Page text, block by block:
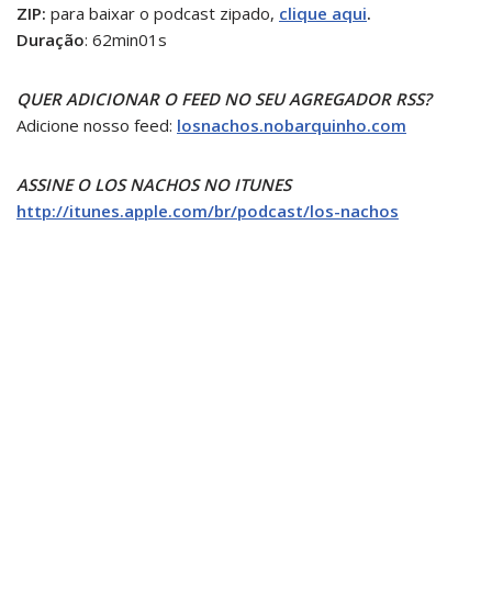
ZIP: para baixar o podcast zipado, clique aqui.
Duração: 62min01s
QUER ADICIONAR O FEED NO SEU AGREGADOR RSS?
Adicione nosso feed: losnachos.nobarquinho.com
ASSINE O LOS NACHOS NO ITUNES
http://itunes.apple.com/br/podcast/los-nachos